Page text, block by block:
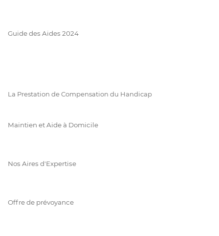
Guide des Aides 2024
La Prestation de Compensation du Handicap
Maintien et Aide à Domicile
Nos Aires d'Expertise
Offre de prévoyance